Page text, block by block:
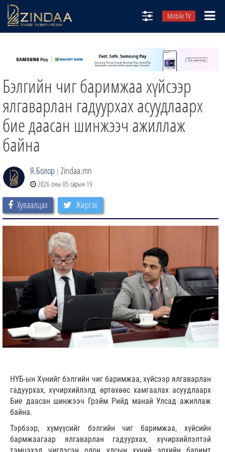
Mobile TV
ТВ8
ӨГЛӨӨНИЙ СОНИН
ЗИНДАА СЭТГҮҮЛ
Бэлгийн чиг баримжаа хүйсээр
ялгаварлан гадуурхах асуудлаарх
бие даасан шинжээч ажиллаж
байна
Я.Болор | Zindaa.mn
2026 оны 05 сарын 19
Хуваалцах Жиргэх
НҮБ-ын Хүнийг бэлгийн чиг баримжаа, хүйсээр ялгаварлан
гадуурхах, хүчирхийлэлд өртөхөөс хамгаалах асуудлаарх
Бие даасан шинжээч Грэйм Рийд манай Улсад ажиллаж
байна.
Тэрбээр, хүмүүсийг бэлгийн чиг баримжаа, хүйсийн
бармжаагаар ялгаварлан гадуурхах, хүчирхийлэлтэй
тэмцэхэд чиглэсэн олон улсын хүний эрхийн баримт